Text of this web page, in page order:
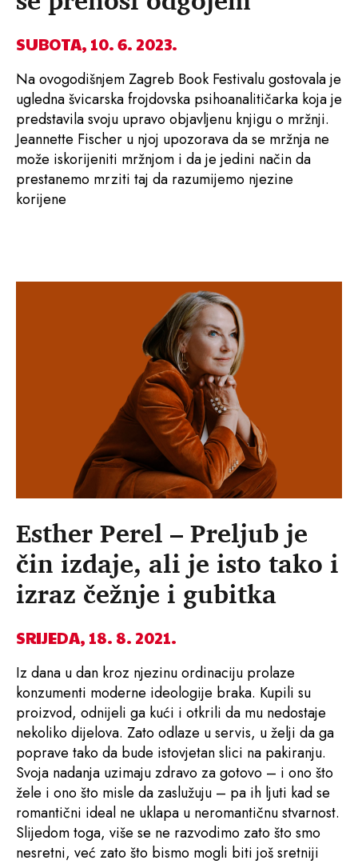
SUBOTA, 10. 6. 2023.
Na ovogodišnjem Zagreb Book Festivalu gostovala je
ugledna švicarska frojdovska psihoanalitičarka koja je
predstavila svoju upravo objavljenu knjigu o mržnji.
Jeannette Fischer u njoj upozorava da se mržnja ne
može iskorijeniti mržnjom i da je jedini način da
prestanemo mrziti taj da razumijemo njezine
korijene
Esther Perel – Preljub je
čin izdaje, ali je isto tako i
izraz čežnje i gubitka
SRIJEDA, 18. 8. 2021.
Iz dana u dan kroz njezinu ordinaciju prolaze
konzumenti moderne ideologije braka. Kupili su
proizvod, odnijeli ga kući i otkrili da mu nedostaje
nekoliko dijelova. Zato odlaze u servis, u želji da ga
poprave tako da bude istovjetan slici na pakiranju.
Svoja nadanja uzimaju zdravo za gotovo – i ono što
žele i ono što misle da zaslužuju – pa ih ljuti kad se
romantični ideal ne uklapa u neromantičnu stvarnost.
Slijedom toga, više se ne razvodimo zato što smo
nesretni, već zato što bismo mogli biti još sretniji